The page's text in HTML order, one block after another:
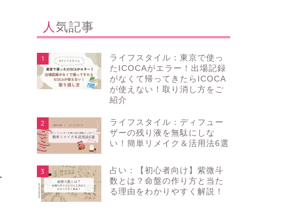
人気記事
1
ライフスタイル：東京で使っ
たICOCAがエラー！出場記録
がなくて帰ってきたらICOCA
が使えない！取り消し方をご
紹介
2
ライフスタイル：ディフュー
ザーの残り液を無駄にしな
い！簡単リメイク＆活用法6選
3
占い：【初心者向け】紫微斗
数とは？命盤の作り方と当た
る理由をわかりやすく解説！